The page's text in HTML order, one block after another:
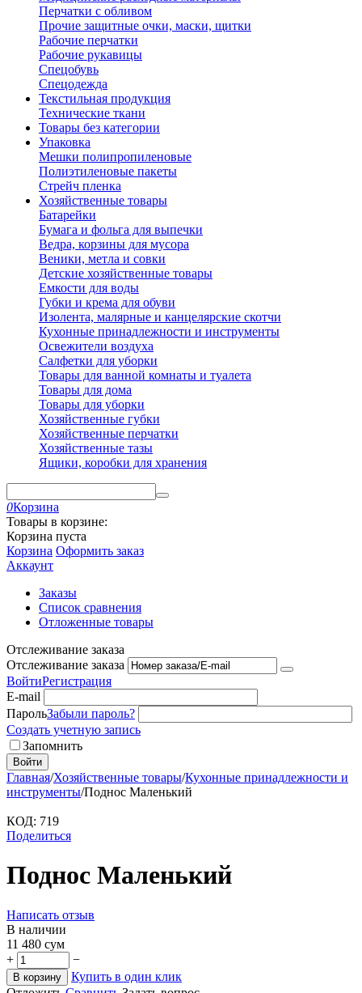
Перчатки с обливом
Прочие защитные очки, маски, щитки
Рабочие перчатки
Рабочие рукавицы
Спецобувь
Спецодежда
Текстильная продукция
Технические ткани
Товары без категории
Упаковка
Мешки полипропиленовые
Полиэтиленовые пакеты
Стрейч пленка
Хозяйственные товары
Батарейки
Бумага и фольга для выпечки
Ведра, корзины для мусора
Веники, метла и совки
Детские хозяйственные товары
Емкости для воды
Губки и крема для обуви
Изолента, малярные и канцелярские скотчи
Кухонные принадлежности и инструменты
Освежители воздуха
Салфетки для уборки
Товары для ванной комнаты и туалета
Товары для дома
Товары для уборки
Хозяйственные губки
Хозяйственные перчатки
Хозяйственные тазы
Ящики, коробки для хранения
0Корзина
Товары в корзине:
Корзина пуста
Корзина Оформить заказ
Аккаунт
Заказы
Список сравнения
Отложенные товары
Отслеживание заказа
Отслеживание заказа
ВойтиРегистрация
E-mail
ПарольЗабыли пароль?
Создать учетную запись
Запомнить
Войти
Главная/Хозяйственные товары/Кухонные принадлежности и
инструменты/Поднос Маленький
КОД: 719
Поделиться
Поднос Маленький
Написать отзыв
В наличии
11 480 сум
+
−
В корзину
Купить в один клик